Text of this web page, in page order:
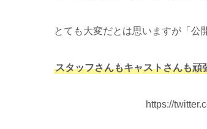
とても大変だとは思いますが「公
スタッフさんもキャストさんも頑
https://